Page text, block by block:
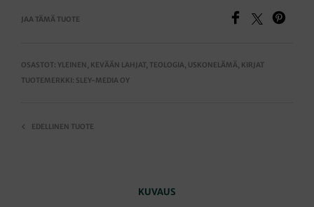
JAA TÄMÄ TUOTE
OSASTOT: YLEINEN , KEVÄÄN LAHJAT , TEOLOGIA, USKONELÄMÄ, KIRJAT
TUOTEMERKKI: SLEY-MEDIA OY
EDELLINEN TUOTE
KUVAUS